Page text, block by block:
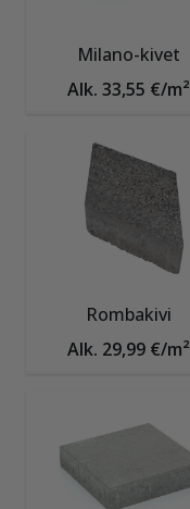
Milano-kivet
Alk. 33,55 €/m²
Rombakivi
Alk. 29,99 €/m²